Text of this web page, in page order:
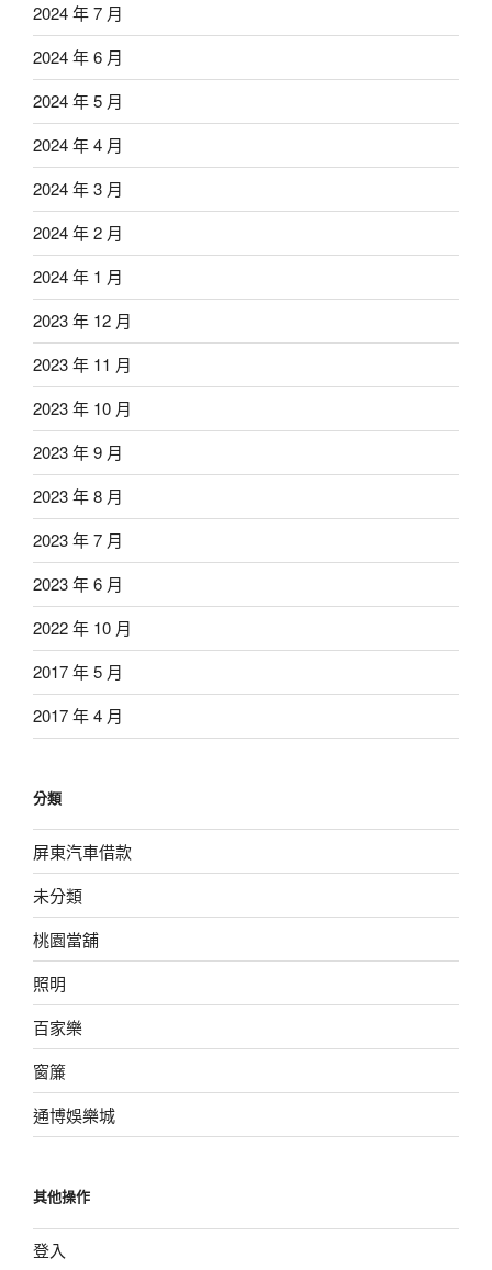
2024 年 7 月
2024 年 6 月
2024 年 5 月
2024 年 4 月
2024 年 3 月
2024 年 2 月
2024 年 1 月
2023 年 12 月
2023 年 11 月
2023 年 10 月
2023 年 9 月
2023 年 8 月
2023 年 7 月
2023 年 6 月
2022 年 10 月
2017 年 5 月
2017 年 4 月
分類
屏東汽車借款
未分類
桃園當舖
照明
百家樂
窗簾
通博娛樂城
其他操作
登入